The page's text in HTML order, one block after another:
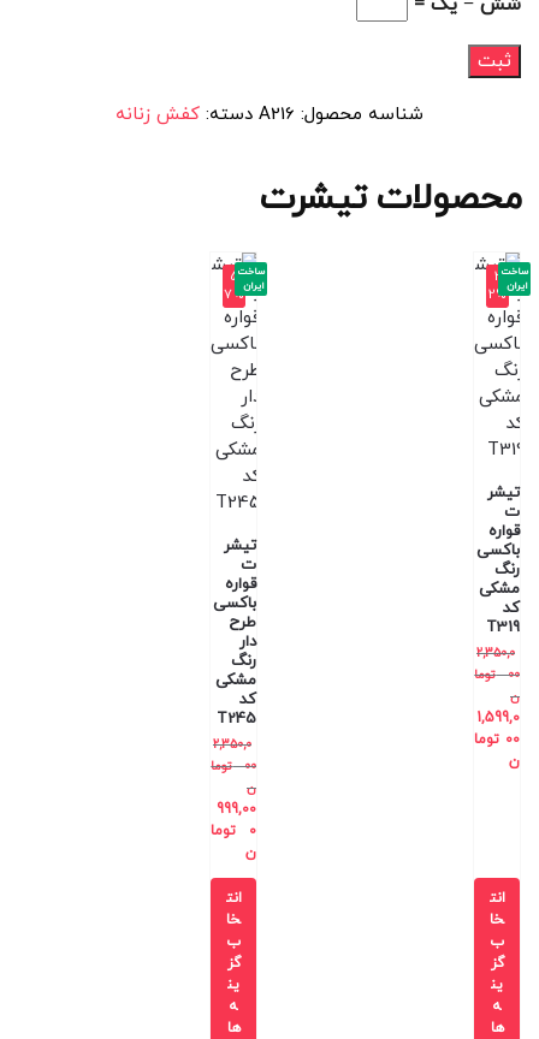
شناسه محصول: A216 دسته: کفش زنانه
محصولات تیشرت
-3
2%
تیشر
ت
قواره
باکسی
رنگ
مشکی
کد
T319
2,350,0
00
توما
ن
1,599,0
00 توما
ن
ساخت
ایران
انت
خا
ب
گز
ین
ه
ها
-5
7%
تیشر
ت
قواره
باکسی
طرح
دار
رنگ
مشکی
کد
T245
2,350,0
00
توما
ن
999,00
0
توما
ن
ساخت
ایران
انت
خا
ب
گز
ین
ه
ها